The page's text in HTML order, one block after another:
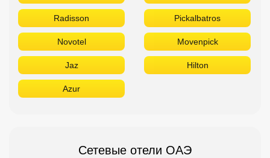
Radisson Pickalbatros
Novotel Movenpick
Jaz Hilton
Azur
Сетевые отели ОАЭ